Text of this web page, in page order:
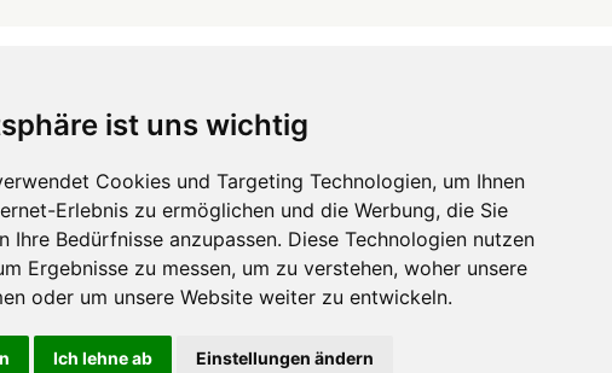
ist uns wichtig
Cookies und Targeting Technologien, um Ihnen
Erlebnis zu ermöglichen und die Werbung, die Sie
Ihre Bedürfnisse anzupassen. Diese Technologien nutzen
Ergebnisse zu messen, um zu verstehen, woher unsere
oder um unsere Website weiter zu entwickeln.
Ich lehne ab Einstellungen ändern
mehr ...
Hörgeräte die-endverbraucher.com